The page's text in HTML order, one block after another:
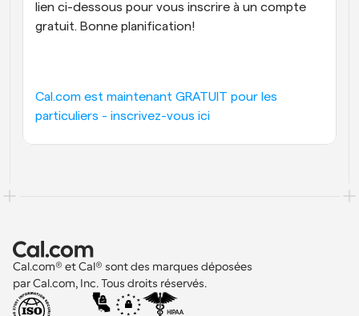
lien ci-dessous pour vous inscrire à un compte
gratuit. Bonne planification!
Cal.com est maintenant GRATUIT pour les
particuliers - inscrivez-vous ici
Cal.com® et Cal® sont des marques déposées
par Cal.com, Inc. Tous droits réservés.